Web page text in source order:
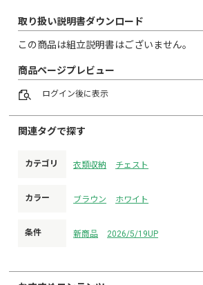
取り扱い説明書ダウンロード
この商品は組立説明書はございません。
商品ページプレビュー
ログイン後に表示
関連タグで探す
カテゴリ 衣類収納 チェスト
カラー ブラウン ホワイト
条件 新商品 2026/5/19UP